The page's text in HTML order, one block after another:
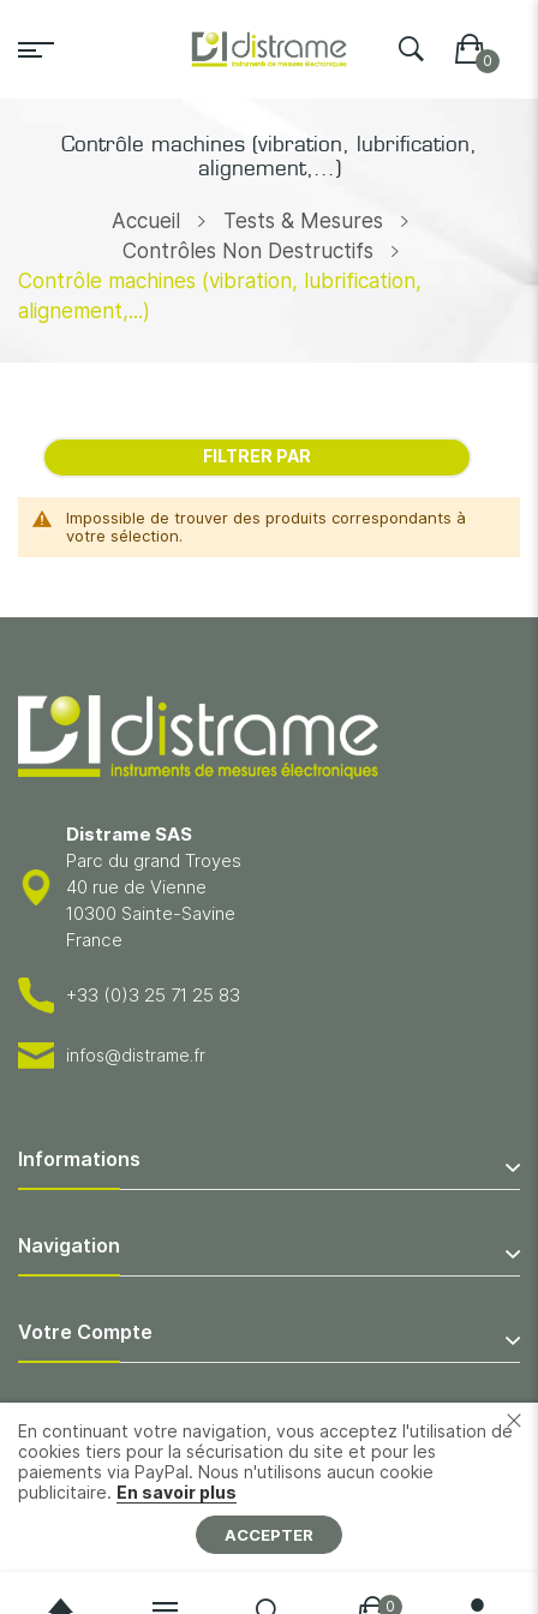
En continuant votre navigation, vous acceptez l'utilisation de
cookies tiers pour la sécurisation du site et pour les
paiements via PayPal. Nous n'utilisons aucun cookie
publicitaire. En savoir plus
ACCEPTER
Contrôle machines (vibration, lubrification,
alignement,...)
Accueil
Tests & Mesures
Contrôles Non Destructifs
Contrôle machines (vibration, lubrification,
alignement,...)
Impossible de trouver des produits correspondants à
votre sélection.
FILTRER PAR
Distrame SAS
Parc du grand Troyes
40 rue de Vienne
10300 Sainte-Savine
France
+33 (0)3 25 71 25 83
infos@distrame.fr
Informations
Navigation
Votre Compte